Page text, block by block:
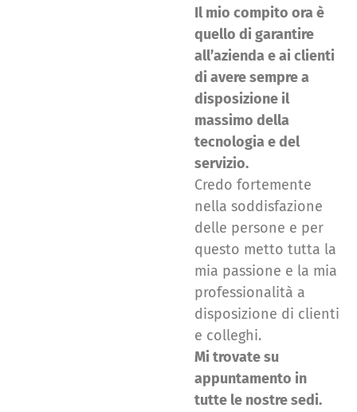
Il mio compito ora è
quello di garantire
all’azienda e ai clienti
di avere sempre a
disposizione il
massimo della
tecnologia e del
servizio.
Credo fortemente
nella soddisfazione
delle persone e per
questo metto tutta la
mia passione e la mia
professionalità a
disposizione di clienti
e colleghi.
Mi trovate su
appuntamento in
tutte le nostre sedi.